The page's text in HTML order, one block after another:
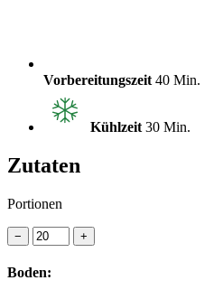
Vorbereitungszeit 40 Min.
Kühlzeit 30 Min.
Zutaten
Portionen
− +
Boden: